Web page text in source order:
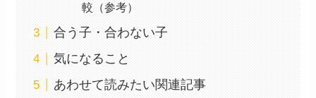
較（参考）
合う子・合わない子
気になること
あわせて読みたい関連記事